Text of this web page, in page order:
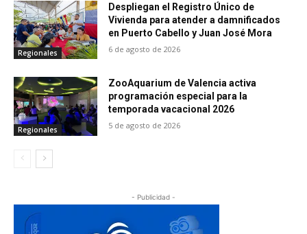
Regionales
Despliegan el Registro Único de
Vivienda para atender a damnificados
en Puerto Cabello y Juan José Mora
6 de agosto de 2026
Regionales
ZooAquarium de Valencia activa
programación especial para la
temporada vacacional 2026
5 de agosto de 2026
- Publicidad -